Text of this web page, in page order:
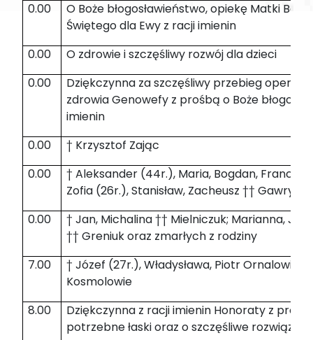
0.00
O Boże błogosławieństwo, opiekę Matki
Świętego dla Ewy z racji imienin
0.00
O zdrowie i szczęśliwy rozwój dla dzieci
0.00
Dziękczynna za szczęśliwy przebieg
zdrowia Genowefy z prośbą o Boże
imienin
0.00
† Krzysztof Zając
0.00
† Aleksander (44r.), Maria, Bogdan,
Zofia (26r.), Stanisław, Zacheusz ††
0.00
† Jan, Michalina †† Mielniczuk; Marianna,
†† Greniuk oraz zmarłych z rodziny
7.00
† Józef (27r.), Władysława, Piotr Ornalowie;
Kosmolowie
8.00
Dziękczynna z racji imienin Honoraty z
potrzebne łaski oraz o szczęśliwe